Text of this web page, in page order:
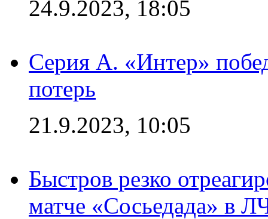
24.9.2023, 18:05
Серия А. «Интер»
потерь
21.9.2023, 10:05
Быстров резко
матче «Сосьедада» в